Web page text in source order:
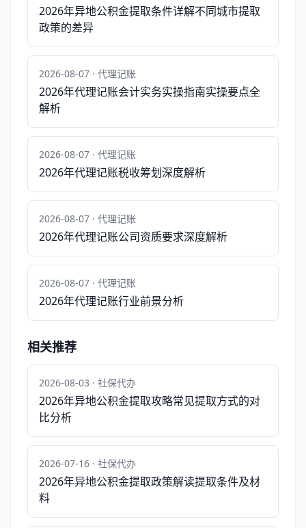
2026年异地公积金提取条件详解不同城市提取
政策的差异
2026-08-07 · 代理记账
2026年代理记账会计实务实操指南实操要点全
解析
2026-08-07 · 代理记账
2026年代理记账税收筹划深度解析
2026-08-07 · 代理记账
2026年代理记账公司资质要求深度解析
2026-08-07 · 代理记账
2026年代理记账行业前景分析
相关推荐
2026-08-03 · 社保代办
2026年异地公积金提取攻略常见提取方式的对
比分析
2026-07-16 · 社保代办
2026年异地公积金提取政策解读提取条件及材
料